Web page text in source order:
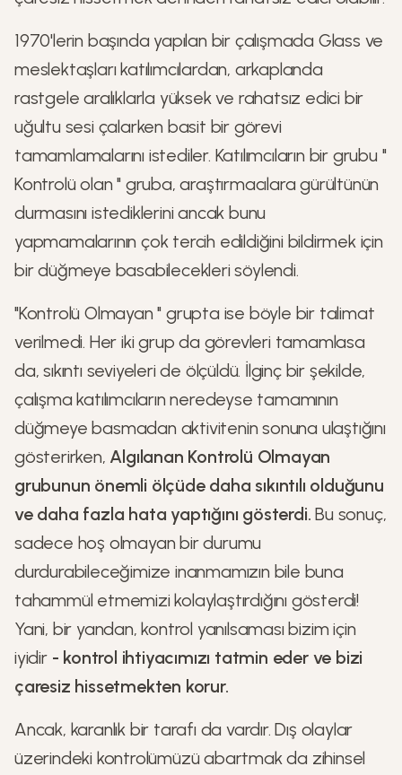
1970'lerin başında yapılan bir çalışmada Glass ve
meslektaşları katılımcılardan, arkaplanda
rastgele aralıklarla yüksek ve rahatsız edici bir
uğultu sesi çalarken basit bir görevi
tamamlamalarını istediler. Katılımcıların bir grubu "
Kontrolü olan " gruba, araştırmacılara gürültünün
durmasını istediklerini ancak bunu
yapmamalarının çok tercih edildiğini bildirmek için
bir düğmeye basabilecekleri söylendi.
"Kontrolü Olmayan " grupta ise böyle bir talimat
verilmedi. Her iki grup da görevleri tamamlasa
da, sıkıntı seviyeleri de ölçüldü. İlginç bir şekilde,
çalışma katılımcıların neredeyse tamamının
düğmeye basmadan aktivitenin sonuna ulaştığını
gösterirken, Algılanan Kontrolü Olmayan
grubunun önemli ölçüde daha sıkıntılı olduğunu
ve daha fazla hata yaptığını gösterdi.Bu sonuç,
sadece hoş olmayan bir durumu
durdurabileceğimize inanmamızın bile buna
tahammül etmemizi kolaylaştırdığını gösterdi!
Yani, bir yandan, kontrol yanılsaması bizim için
iyidir- kontrol ihtiyacımızı tatmin eder ve bizi
çaresiz hissetmekten korur.
Ancak, karanlık bir tarafı da vardır. Dış olaylar
üzerindeki kontrolümüzü abartmak da zihinsel